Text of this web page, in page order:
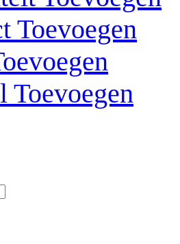
Toevoegen
Toevoegen